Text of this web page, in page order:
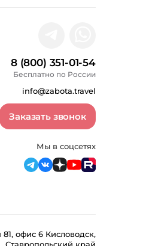
8 (800) 351-01-54
Бесплатно по России
info@zabota.travel
Заказать звонок
Мы в соцсетях
офис 6 Кисловодск,
Ставропольский край